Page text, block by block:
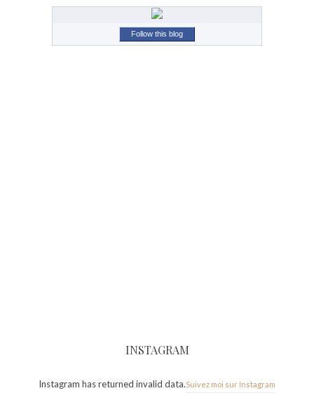
Follow this blog
INSTAGRAM
Instagram has returned invalid data.Suivez moi sur Instagram